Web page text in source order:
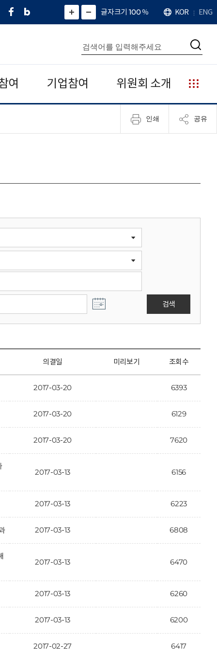
페
네
그
)
화
면
면
소
확
대
치
글자크기 100%
언
어
KOR ENG
통
합
검
색
검
여 기업참여 위원회 소개
누
리
집
안
인쇄 공유
검색
의결일 미리보기 조회수
2017-03-20 6393
2017-03-20 6129
2017-03-20 7620
2017-03-13 6156
2017-03-13 6223
2017-03-13 6808
2017-03-13 6470
2017-03-13 6260
2017-03-13 6200
2017-02-27 6417